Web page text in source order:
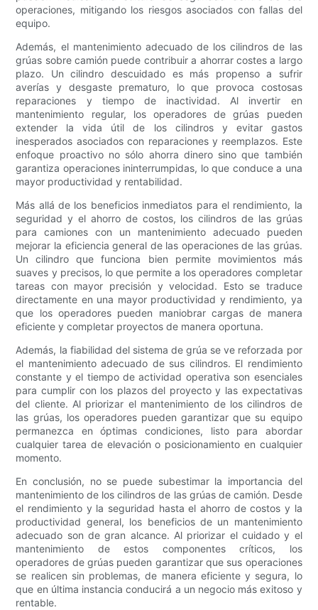
operaciones, mitigando los riesgos asociados con fallas del
equipo.
Además, el mantenimiento adecuado de los cilindros de las
grúas sobre camión puede contribuir a ahorrar costes a largo
plazo. Un cilindro descuidado es más propenso a sufrir
averías y desgaste prematuro, lo que provoca costosas
reparaciones y tiempo de inactividad. Al invertir en
mantenimiento regular, los operadores de grúas pueden
extender la vida útil de los cilindros y evitar gastos
inesperados asociados con reparaciones y reemplazos. Este
enfoque proactivo no sólo ahorra dinero sino que también
garantiza operaciones ininterrumpidas, lo que conduce a una
mayor productividad y rentabilidad.
Más allá de los beneficios inmediatos para el rendimiento, la
seguridad y el ahorro de costos, los cilindros de las grúas
para camiones con un mantenimiento adecuado pueden
mejorar la eficiencia general de las operaciones de las grúas.
Un cilindro que funciona bien permite movimientos más
suaves y precisos, lo que permite a los operadores completar
tareas con mayor precisión y velocidad. Esto se traduce
directamente en una mayor productividad y rendimiento, ya
que los operadores pueden maniobrar cargas de manera
eficiente y completar proyectos de manera oportuna.
Además, la fiabilidad del sistema de grúa se ve reforzada por
el mantenimiento adecuado de sus cilindros. El rendimiento
constante y el tiempo de actividad operativa son esenciales
para cumplir con los plazos del proyecto y las expectativas
del cliente. Al priorizar el mantenimiento de los cilindros de
las grúas, los operadores pueden garantizar que su equipo
permanezca en óptimas condiciones, listo para abordar
cualquier tarea de elevación o posicionamiento en cualquier
momento.
En conclusión, no se puede subestimar la importancia del
mantenimiento de los cilindros de las grúas de camión. Desde
el rendimiento y la seguridad hasta el ahorro de costos y la
productividad general, los beneficios de un mantenimiento
adecuado son de gran alcance. Al priorizar el cuidado y el
mantenimiento de estos componentes críticos, los
operadores de grúas pueden garantizar que sus operaciones
se realicen sin problemas, de manera eficiente y segura, lo
que en última instancia conducirá a un negocio más exitoso y
rentable.